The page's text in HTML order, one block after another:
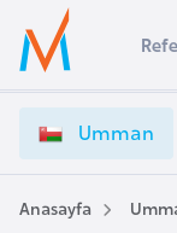
Ülke Seçimi
Başvuru yapmak
Üye
Girişi
m
a
n
V
Umman
Anasayfa
s
t
r
a